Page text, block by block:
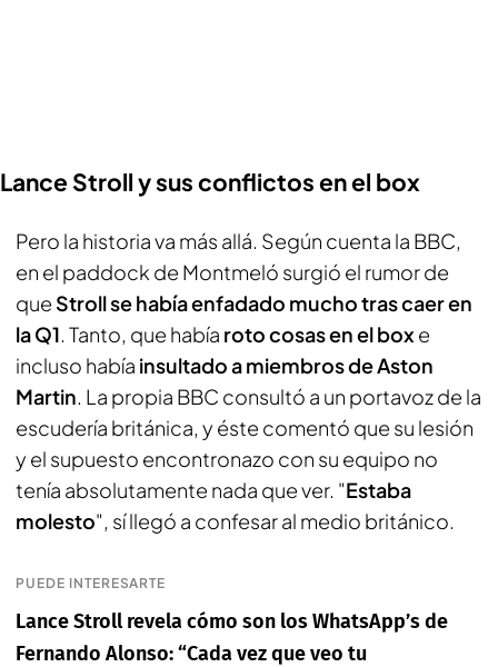
Lance Stroll y sus conflictos en el box
Pero la historia va más allá. Según cuenta la BBC,
en el paddock de Montmeló surgió el rumor de
que Stroll se había enfadado mucho tras caer en
la Q1. Tanto, que había roto cosas en el boxe
incluso había insultado a miembros de Aston
Martin. La propia BBC consultó a un portavoz de la
escudería británica, y éste comentó que su lesión
y el supuesto encontronazo con su equipo no
tenía absolutamente nada que ver. "Estaba
molesto", sí llegó a confesar al medio británico.
PUEDE INTERESARTE
Lance Stroll revela cómo son los WhatsApp’s de
Fernando Alonso: “Cada vez que veo tu